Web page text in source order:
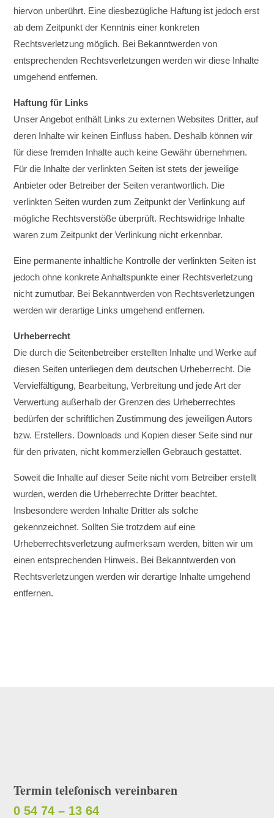
hiervon unberührt. Eine diesbezügliche Haftung ist jedoch erst
ab dem Zeitpunkt der Kenntnis einer konkreten
Rechtsverletzung möglich. Bei Bekanntwerden von
entsprechenden Rechtsverletzungen werden wir diese Inhalte
umgehend entfernen.
Haftung für Links
Unser Angebot enthält Links zu externen Websites Dritter, auf
deren Inhalte wir keinen Einfluss haben. Deshalb können wir
für diese fremden Inhalte auch keine Gewähr übernehmen.
Für die Inhalte der verlinkten Seiten ist stets der jeweilige
Anbieter oder Betreiber der Seiten verantwortlich. Die
verlinkten Seiten wurden zum Zeitpunkt der Verlinkung auf
mögliche Rechtsverstöße überprüft. Rechtswidrige Inhalte
waren zum Zeitpunkt der Verlinkung nicht erkennbar.
Eine permanente inhaltliche Kontrolle der verlinkten Seiten ist
jedoch ohne konkrete Anhaltspunkte einer Rechtsverletzung
nicht zumutbar. Bei Bekanntwerden von Rechtsverletzungen
werden wir derartige Links umgehend entfernen.
Urheberrecht
Die durch die Seitenbetreiber erstellten Inhalte und Werke auf
diesen Seiten unterliegen dem deutschen Urheberrecht. Die
Vervielfältigung, Bearbeitung, Verbreitung und jede Art der
Verwertung außerhalb der Grenzen des Urheberrechtes
bedürfen der schriftlichen Zustimmung des jeweiligen Autors
bzw. Erstellers. Downloads und Kopien dieser Seite sind nur
für den privaten, nicht kommerziellen Gebrauch gestattet.
Soweit die Inhalte auf dieser Seite nicht vom Betreiber erstellt
wurden, werden die Urheberrechte Dritter beachtet.
Insbesondere werden Inhalte Dritter als solche
gekennzeichnet. Sollten Sie trotzdem auf eine
Urheberrechtsverletzung aufmerksam werden, bitten wir um
einen entsprechenden Hinweis. Bei Bekanntwerden von
Rechtsverletzungen werden wir derartige Inhalte umgehend
entfernen.
Termin telefonisch vereinbaren
0 54 74 – 13 64